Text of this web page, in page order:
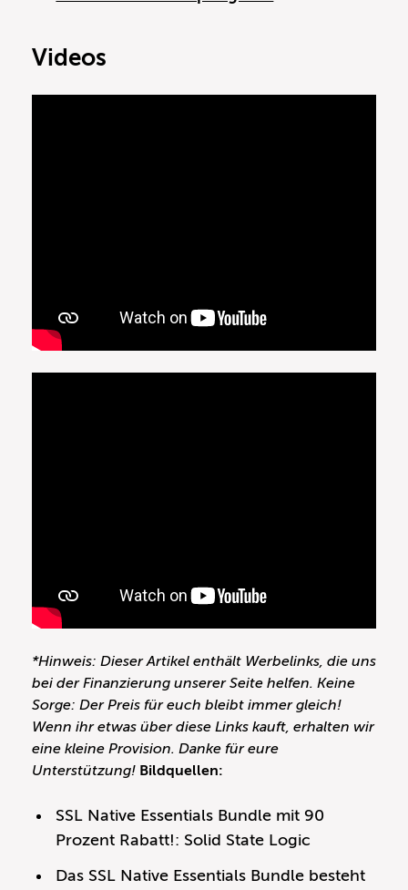
Videos
*Hinweis: Dieser Artikel enthält Werbelinks, die uns
bei der Finanzierung unserer Seite helfen. Keine
Sorge: Der Preis für euch bleibt immer gleich!
Wenn ihr etwas über diese Links kauft, erhalten wir
eine kleine Provision. Danke für eure
Unterstützung! Bildquellen:
SSL Native Essentials Bundle mit 90
Prozent Rabatt!: Solid State Logic
Das SSL Native Essentials Bundle besteht